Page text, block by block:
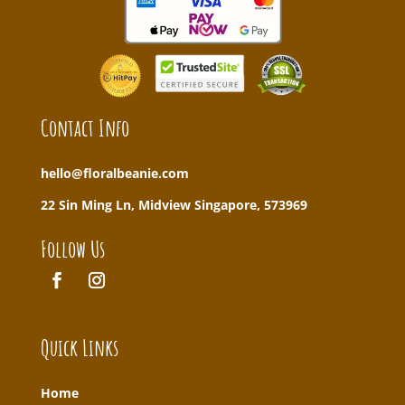
Contact Info
hello@floralbeanie.com
22 Sin Ming Ln, Midview Singapore, 573969
Follow Us
Quick Links
Home